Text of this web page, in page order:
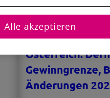
Österreich:
Gewinngrenze,
Änderungen
Alle akzeptieren